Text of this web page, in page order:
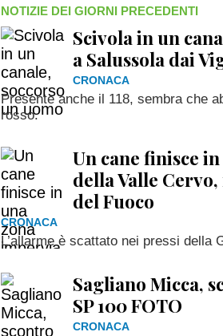
NOTIZIE DEI GIORNI PRECEDENTI
Scivola in un
a Salussola dai
CRONACA
Presente anche il 118, sembra che
rosso.
Un cane finisce
della Valle
del Fuoco
CRONACA
L’allarme è scattato nei pressi della
Sagliano Micca,
SP 100 FOTO
CRONACA